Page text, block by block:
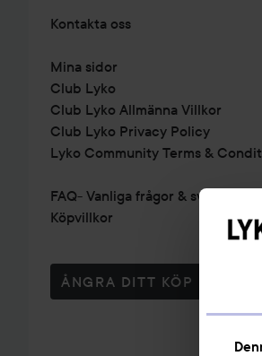
Kontakta oss
Mina sidor
Club Lyko
Club Lyko Allmänna Villkor
Club Lyko Privacy Policy
Lyko Community Terms &
FAQ- Vanliga frågor & svar
Köpvillkor
ÅNGRA DITT KÖP